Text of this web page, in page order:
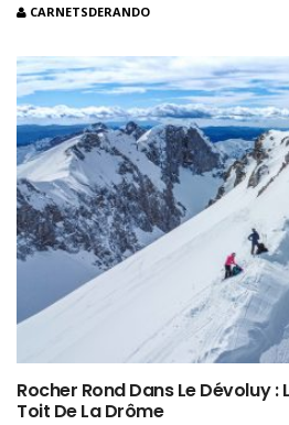
CARNETSDERANDO
Rocher Rond Dans Le Dévoluy :
Toit De La Drôme